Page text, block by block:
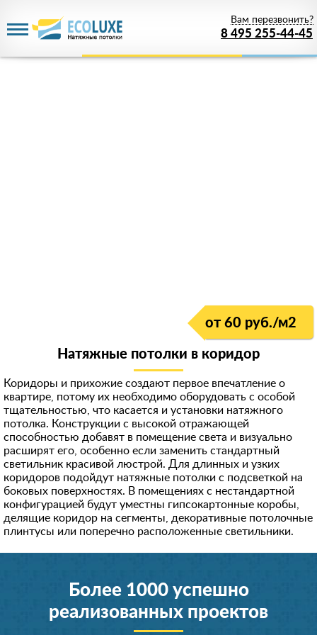
8 495 255-44-45
Вам перезвонить?
от 60 руб./м2
Натяжные потолки в коридор
Коридоры и прихожие создают первое впечатление о
квартире, потому их необходимо оборудовать с особой
тщательностью, что касается и установки натяжного
потолка. Конструкции с высокой отражающей
способностью добавят в помещение света и визуально
расширят его, особенно если заменить стандартный
светильник красивой люстрой. Для длинных и узких
коридоров подойдут натяжные потолки с подсветкой на
боковых поверхностях. В помещениях с нестандартной
конфигурацией будут уместны гипсокартонные коробы,
делящие коридор на сегменты, декоративные потолочные
плинтусы или поперечно расположенные светильники.
Более 1000 успешно
реализованных проектов